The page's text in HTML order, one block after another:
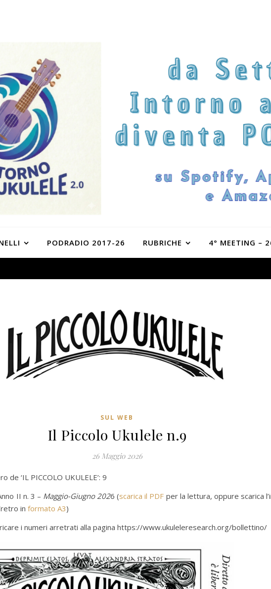
PODRADIO 2017-26 RUBRICHE 4° MEETING –
SUL WEB
Il Piccolo Ukulele n.9
26 Maggio 2026
de ‘IL PICCOLO UKULELE’: 9
II n. 3 – Maggio-Giugno 2026 (scarica il PDF per la lettura, oppure scarica
in formato A3)
i numeri arretrati alla pagina https://www.ukuleleresearch.org/bollettino/